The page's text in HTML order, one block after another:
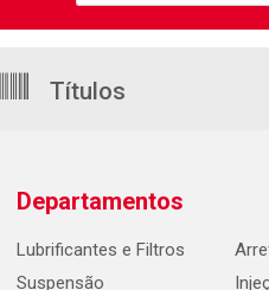
Títulos
Departamentos
Lubrificantes e Filtros
Suspensão